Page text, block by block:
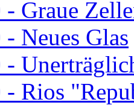
- Graue
Neues Glas
-
- Rios